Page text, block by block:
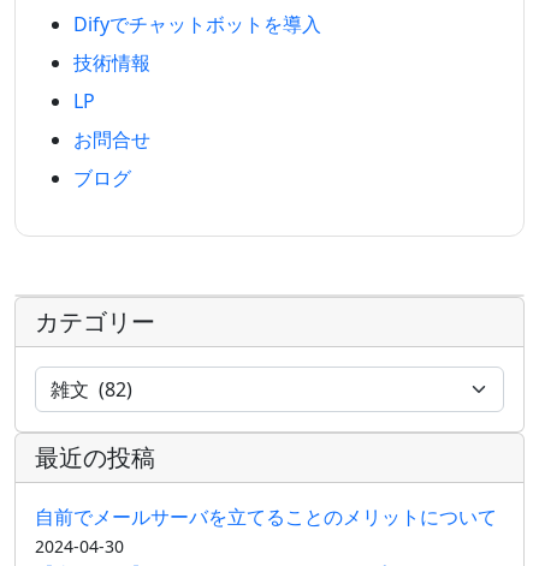
Difyでチャットボットを導入
技術情報
LP
お問合せ
ブログ
カテゴリー
最近の投稿
自前でメールサーバを立てることのメリットについて
2024-04-30